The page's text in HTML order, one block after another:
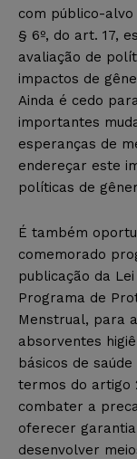
com público-alvo
§ 6º, do art. 17,
avaliação de
impactos de
Ainda é cedo
importantes
esperanças de
endereçar este
políticas de
É também
comemorado
publicação da Lei
Programa de
Menstrual, para
absorventes
básicos de
termos do artigo
combater a
oferecer
desenvolver